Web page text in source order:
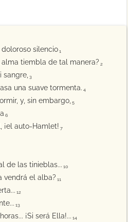
silencio 1
alma tiembla de tal manera? 2
sangre, 3
una suave tormenta. 4
y, sin embargo, 5
6
¡el auto-Hamlet! 7
de las tinieblas... 10
vendrá el alba? 11
12
13
¡Si será Ella!... 14